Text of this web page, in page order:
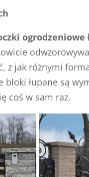
ogrodzeniowe
z jak różnymi
łupane są
coś w sam raz.